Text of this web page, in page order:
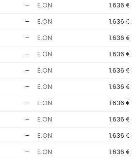
– E.ON
1.636 €
– E.ON
1.636 €
– E.ON
1.636 €
– E.ON
1.636 €
– E.ON
1.636 €
– E.ON
1.636 €
– E.ON
1.636 €
– E.ON
1.636 €
– E.ON
1.636 €
– E.ON
1.636 €